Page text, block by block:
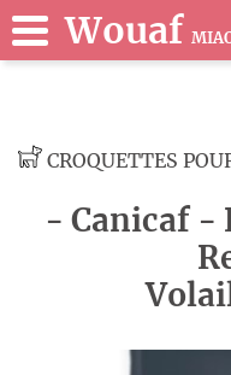
Wouaf
CROQUETTES
- Canicaf -